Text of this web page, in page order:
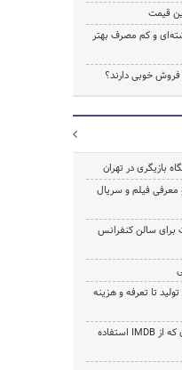
قیمت
و کم مصرف بهتر
خوبی دارند؟
بازیگری در تهران
معرفی فیلم و سریال
برای سالن کنفرانس
تا تعرفه و هزینه
یک پیشنهاد جذاب برای افرادی که از IMDB استفاده